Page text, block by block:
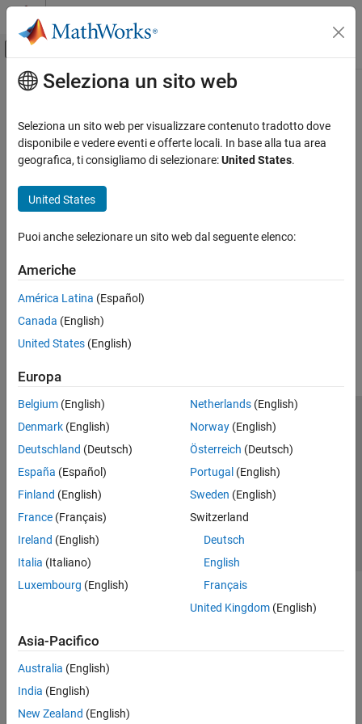
Vai al contenuto
Attiva/disattiva menu di navigazione
Pagina iniziale della documentazione
Contenuto principale
Seleziona un sito web
Seleziona un sito web per visualizzare contenuto tradotto dove
disponibile e vedere eventi e offerte locali. In base alla tua area
geografica, ti consigliamo di selezionare:United States.
United States
Puoi anche selezionare un sito web dal seguente elenco:
Americhe
América Latina (Español)
Canada (English)
United States (English)
Europa
Belgium (English)
Denmark (English)
Deutschland (Deutsch)
España (Español)
Finland (English)
France (Français)
Ireland (English)
Italia (Italiano)
Luxembourg (English)
Netherlands(English)
Norway(English)
Österreich (Deutsch)
Portugal (English)
Sweden (English)
Switzerland
Deutsch
English
Français
United Kingdom(English)
Asia-Pacifico
Australia (English)
India (English)
New Zealand (English)
Centro di fiducia
Informativa sulla privacy
Antipirateria
Stato dell'applicazione
Contatti
© 1994-2026 The MathWorks, Inc.